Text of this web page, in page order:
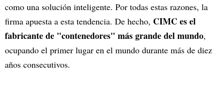
como una solución inteligente. Por todas estas razones, la
firma apuesta a esta tendencia. De hecho, CIMC es el
fabricante de "contenedores" más grande del mundo,
ocupando el primer lugar en el mundo durante más de diez
años consecutivos.